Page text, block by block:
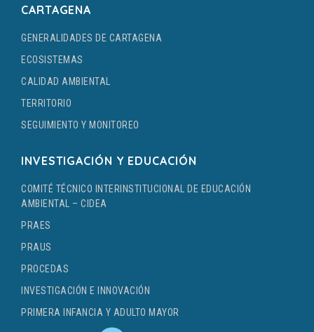
CARTAGENA
GENERALIDADES DE CARTAGENA
ECOSISTEMAS
CALIDAD AMBIENTAL
TERRITORIO
SEGUIMIENTO Y MONITOREO
INVESTIGACIÓN Y EDUCACIÓN
COMITÉ TÉCNICO INTERINSTITUCIONAL DE EDUCACIÓN
AMBIENTAL – CIDEA
PRAES
PRAUS
PROCEDAS
INVESTIGACIÓN E INNOVACIÓN
PRIMERA INFANCIA Y ADULTO MAYOR